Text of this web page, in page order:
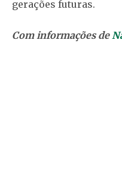
gerações futuras.
Com informações de